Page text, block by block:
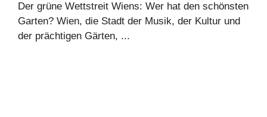
Der grüne Wettstreit Wiens: Wer hat den schönsten
Garten? Wien, die Stadt der Musik, der Kultur und
der prächtigen Gärten, ...